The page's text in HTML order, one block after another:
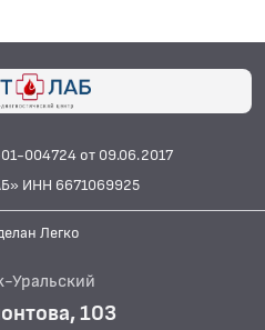
004724 от 09.06.2017
ИНН 6671069925
Легко
Уральский
103